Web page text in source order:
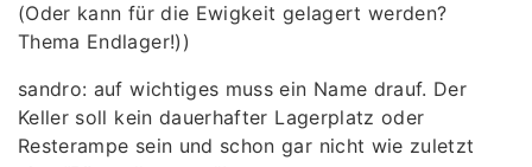
(Oder kann für die Ewigkeit gelagert werden?
Thema Endlager!))
sandro: auf wichtiges muss ein Name drauf. Der
Keller soll kein dauerhafter Lagerplatz oder
Resterampe sein und schon gar nicht wie zuletzt